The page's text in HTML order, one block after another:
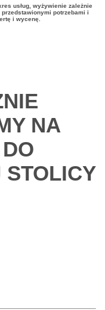
usług, wyżywienie zależnie
potrzebami i
i wycenę.
NA
STOLICY